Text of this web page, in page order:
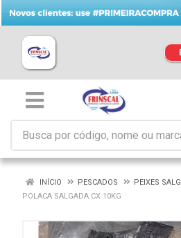
INÍCIO PESCADOS
PEIXES
POLACA SALGADA CX 10KG